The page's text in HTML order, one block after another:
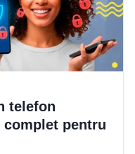
telefon
pentru